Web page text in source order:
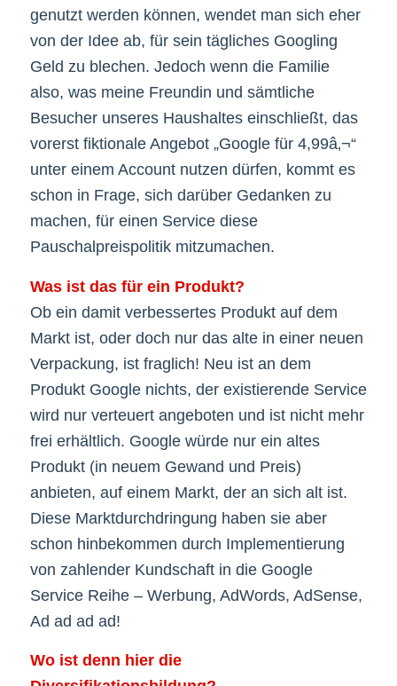
genutzt werden können, wendet man sich eher
von der Idee ab, für sein tägliches Googling
Geld zu blechen. Jedoch wenn die Familie
also, was meine Freundin und sämtliche
Besucher unseres Haushaltes einschließt, das
vorerst fiktionale Angebot „Google für 4,99â‚¬“
unter einem Account nutzen dürfen, kommt es
schon in Frage, sich darüber Gedanken zu
machen, für einen Service diese
Pauschalpreispolitik mitzumachen.
Was ist das für ein Produkt?
Ob ein damit verbessertes Produkt auf dem
Markt ist, oder doch nur das alte in einer neuen
Verpackung, ist fraglich! Neu ist an dem
Produkt Google nichts, der existierende Service
wird nur verteuert angeboten und ist nicht mehr
frei erhältlich. Google würde nur ein altes
Produkt (in neuem Gewand und Preis)
anbieten, auf einem Markt, der an sich alt ist.
Diese Marktdurchdringung haben sie aber
schon hinbekommen durch Implementierung
von zahlender Kundschaft in die Google
Service Reihe – Werbung, AdWords, AdSense,
Ad ad ad ad!
Wo ist denn hier die